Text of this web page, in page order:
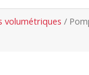
volumétriques /